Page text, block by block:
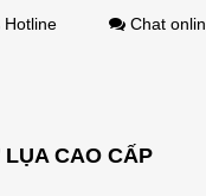
Hotline Chat
CAO CẤP